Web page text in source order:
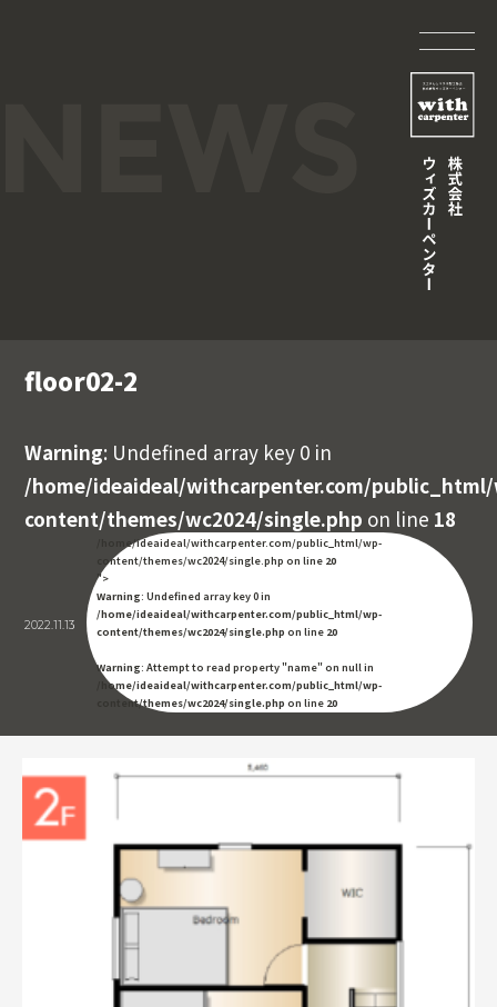
floor02-2
Warning: Undefined array key 0 in
/home/ideaideal/withcarpenter.com/
content/themes/wc2024/single.php on line 18
2022.11.13
/home/ideaideal/withcarpenter.com/public_html/wp-
content/themes/wc2024/single.php on line 20
">
Warning: Undefined array key 0 in
/home/ideaideal/withcarpenter.com/public_html/wp-
content/themes/wc2024/single.php on line 20
Warning: Attempt to read property "name" on null in
/home/ideaideal/withcarpenter.com/public_html/wp-
content/themes/wc2024/single.php on line 20